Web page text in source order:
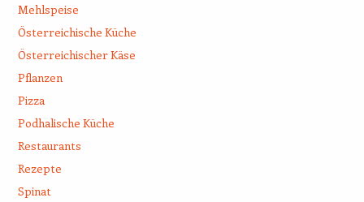
Mehlspeise
Österreichische Küche
Österreichischer Käse
Pflanzen
Pizza
Podhalische Küche
Restaurants
Rezepte
Spinat